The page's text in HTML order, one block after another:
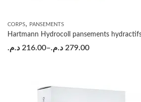
CORPS, PANSEMENTS
Hartmann Hydrocoll pansements
216.00 د.م. – 279.00 د.م.